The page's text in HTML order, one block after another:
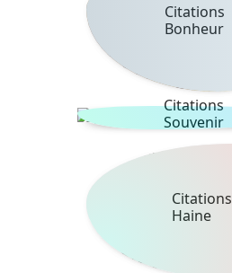
Citations
Bonheur
Citations
Souvenir
Citations
Haine